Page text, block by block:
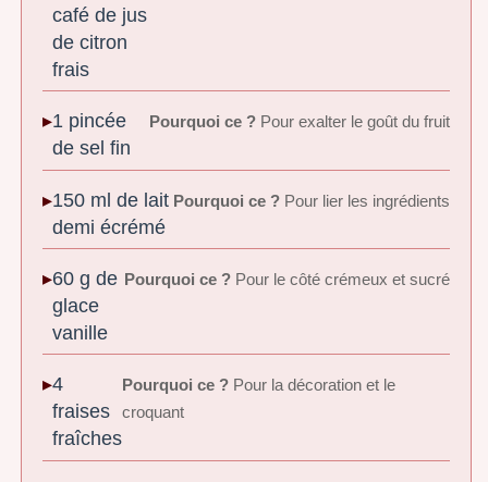
café de jus
de citron
frais
1 pincée
de sel fin
Pourquoi ce ?Pour exalter le goût du fruit
150 ml de lait
demi écrémé
Pourquoi ce ?Pour lier les ingrédients
60 g de
glace
vanille
Pourquoi ce ?Pour le côté crémeux et sucré
4
fraises
fraîches
Pourquoi ce ? Pour la décoration et le
croquant